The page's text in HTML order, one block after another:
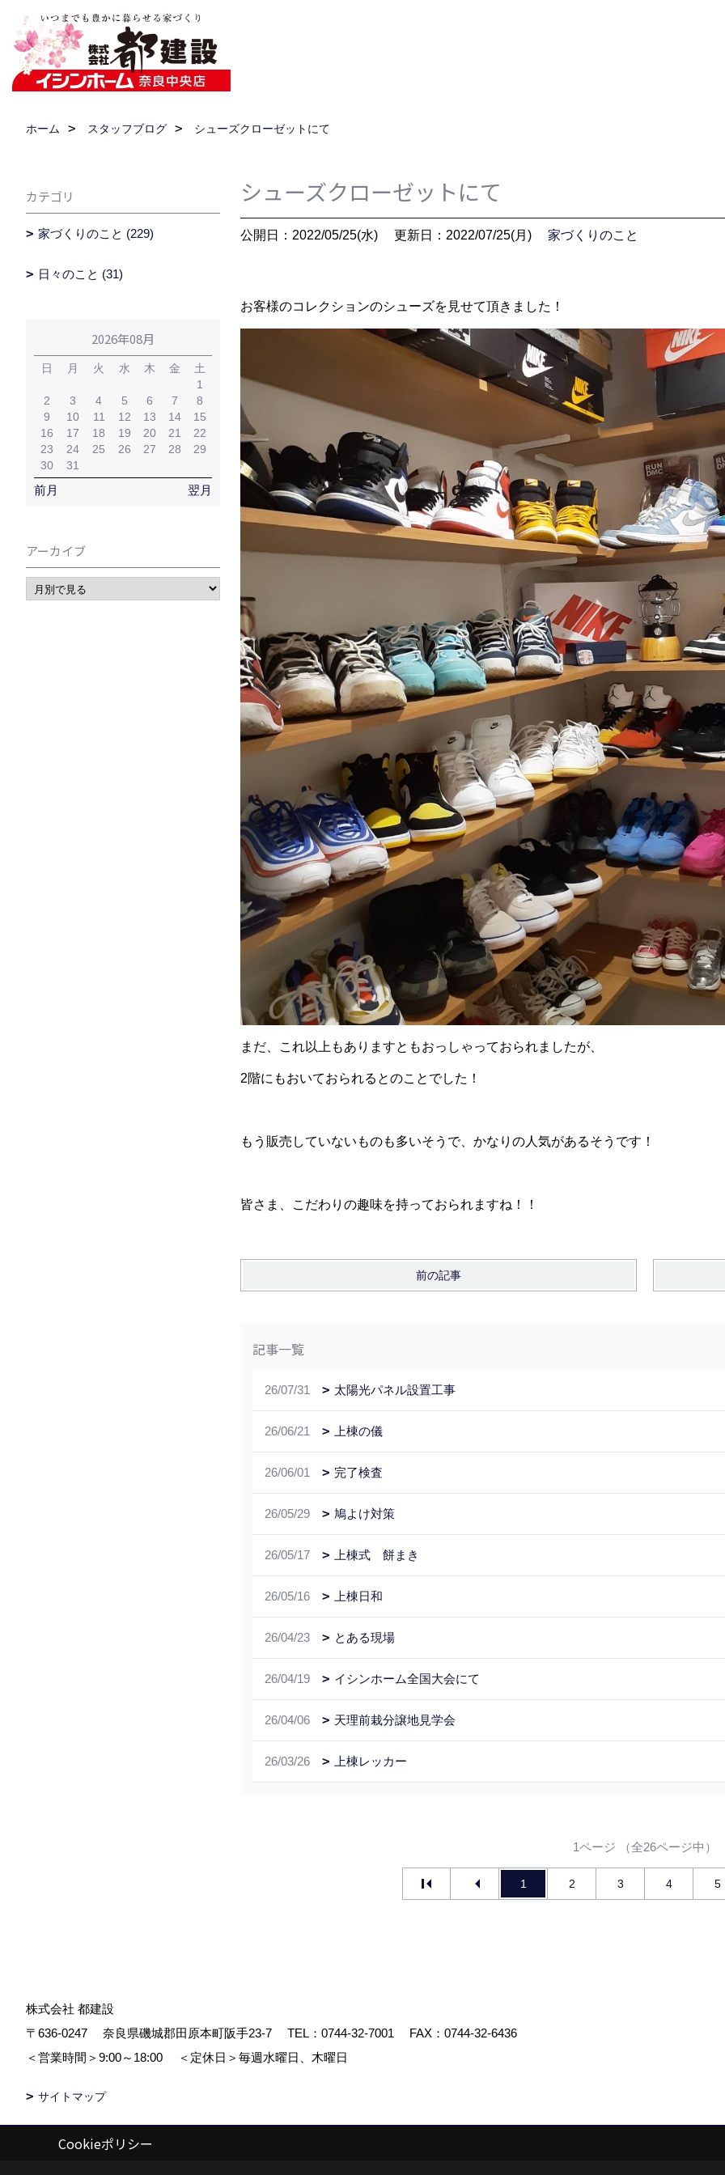
ホーム スタッフブログ シューズクローゼットにて
シューズクローゼットにて
公開日：2022/05/25(水) 更新日：2022/07/25(月) 家づくりのこと
お客様のコレクションのシューズを見せて頂きました！
まだ、これ以上もありますともおっしゃっておられましたが、
2階にもおいておられるとのことでした！
もう販売していないものも多いそうで、かなりの人気があるそうです！
皆さま、こだわりの趣味を持っておられますね！！
前の記事
記事一覧
26/07/31 太陽光パネル設置工事
26/06/21 上棟の儀
26/06/01 完了検査
26/05/29 鳩よけ対策
26/05/17 上棟式 餅まき
26/05/16 上棟日和
26/04/23 とある現場
26/04/19 イシンホーム全国大会にて
26/04/06 天理前栽分譲地見学会
26/03/26 上棟レッカー
1ページ （全26ページ中）
1 2 3 4 5
カテゴリ
家づくりのこと (229)
日々のこと (31)
2026年08月
日 月 火 水 木 金
土
1
2
3 4 5 6 7
8
9
10 11 12 13 14
15
16
17 18 19 20 21
22
23
24 25 26 27 28
29
30
31
前月 翌月
アーカイブ
株式会社 都建設
〒636-0247
奈良県磯城郡田原本町阪手23-7 TEL： 0744-32-7001
FAX：0744-32-6436
＜営業時間＞9:00～18:00
＜定休日＞毎週水曜日、木曜日
サイトマップ
Copyright (c) 株式会社都建設. All Rights Reserved.
Cookieポリシー